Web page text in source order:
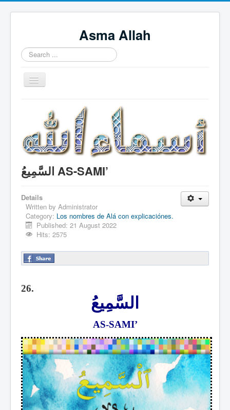
Asma Allah
Search
...
Toggle
Navigation
Intro Videos
Français
中国人
Español
Tagalog
English
Português
السَّمِيعُ AS-SAMI’
Details
Written by Administrator
Category: Los nombres de Alá con explicaciónes.
Published: 21 August 2022
Hits: 2575
26.
السَّمِيعُ
AS-SAMI’